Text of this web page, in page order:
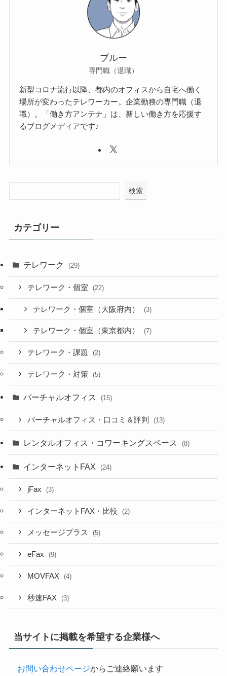
ブルー
専門職（退職）
新型コロナ流行以降、都内のオフィスから自宅へ働く
場所が変わったテレワーカー。企業勤務の専門職（退
職）。「働き方アンテナ」は、新しい働き方を応援す
るブログメディアです♪
検索
カテゴリー
テレワーク (29)
テレワーク・個室 (22)
テレワーク・個室（大阪府内） (3)
テレワーク・個室（東京都内） (7)
テレワーク・課題 (2)
テレワーク・対策 (5)
バーチャルオフィス (15)
バーチャルオフィス・口コミ＆評判 (13)
レンタルオフィス・コワーキングスペース (8)
インターネットFAX (24)
jFax (3)
インターネットFAX・比較 (2)
メッセージプラス (5)
eFax (9)
MOVFAX (4)
秒速FAX (3)
当サイトに掲載を希望する企業様へ
お問い合わせページからご連絡願います